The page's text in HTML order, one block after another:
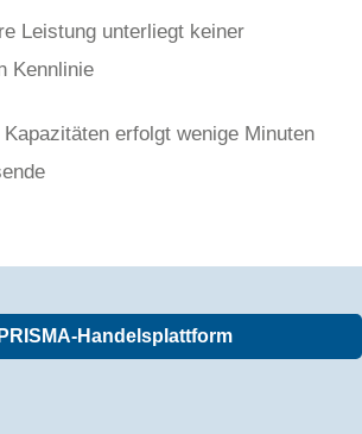
Leistung unterliegt keiner
Kennlinie
erfolgt wenige Minuten
Handelsplattform